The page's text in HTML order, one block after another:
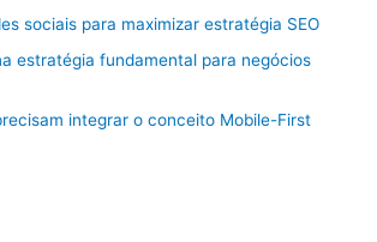
sociais para maximizar estratégia SEO
estratégia fundamental para negócios
integrar o conceito Mobile-First